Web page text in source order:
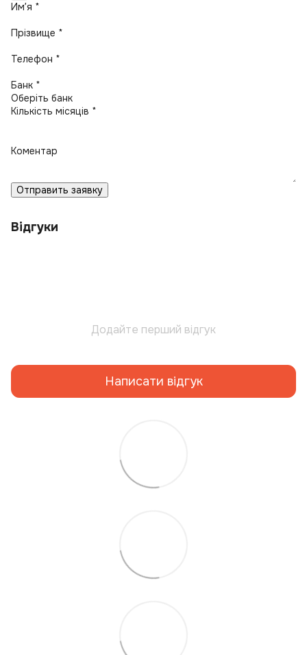
Имʼя *
Прізвище *
Телефон *
Банк *
Кількість місяців *
Коментар
Отправить заявку
Відгуки
Додайте перший відгук
Написати відгук